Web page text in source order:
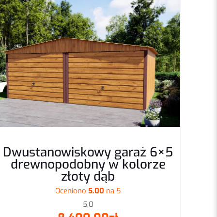
drewnopodobna
pisania
Dwustanowiskowy garaż 6×5
drewnopodobny w kolorze
złoty dąb
Oceniono5.00 na 5
5.0